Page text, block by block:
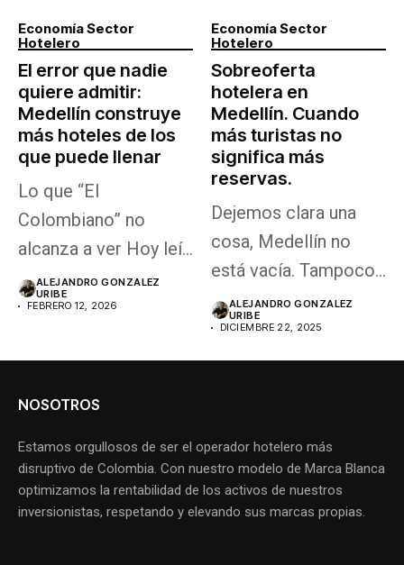
Economía Sector
Hotelero
El error que nadie
quiere admitir:
Medellín construye
más hoteles de los
que puede llenar
Lo que “El
Colombiano” no
alcanza a ver Hoy leí
la columna...
ALEJANDRO GONZALEZ
URIBE
FEBRERO 12, 2026
Economía Sector
Hotelero
Sobreoferta
hotelera en
Medellín. Cuando
más turistas no
significa más
reservas.
Dejemos clara una
cosa, Medellín no
está vacía. Tampoco
dejó de ser...
ALEJANDRO GONZALEZ
URIBE
DICIEMBRE 22, 2025
NOSOTROS
Estamos orgullosos de ser el operador hotelero más
disruptivo de Colombia. Con nuestro modelo de Marca Blanca
optimizamos la rentabilidad de los activos de nuestros
inversionistas, respetando y elevando sus marcas propias.